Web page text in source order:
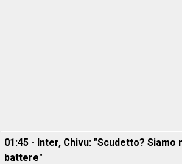
01:45 - Inter, Chivu: "Scudetto? Siamo
battere"